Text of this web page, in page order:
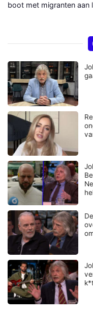
boot met migranten aan